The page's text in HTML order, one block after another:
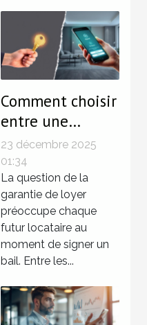
Comment choisir
entre une
garantie de
loyer
traditionnelle et
une solution
sans dépôt ?
23 décembre 2025
01:34
La question de la
garantie de loyer
préoccupe chaque
futur locataire au
moment de signer un
bail. Entre les...